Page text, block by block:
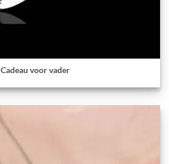
Cadeau voor vader